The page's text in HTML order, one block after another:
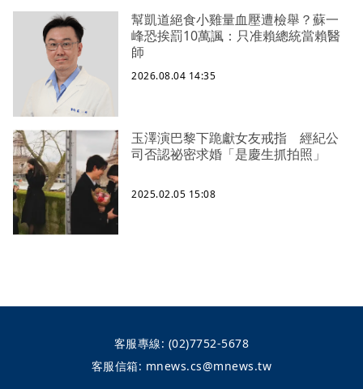
幫凱道絕食小雞量血壓遭檢舉？蘇一
峰恐挨罰10萬諷：只准賴總統當賴醫
師
2026.08.04 14:35
玉澤演巴黎下跪獻女友戒指 經紀公
司否認祕密求婚「是慶生抓拍照」
2025.02.05 15:08
客服專線: (02)7752-5678
客服信箱: mnews.cs@mnews.tw